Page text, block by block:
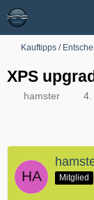
Kauftipps /
XPS
hamster 4.
Mitglied